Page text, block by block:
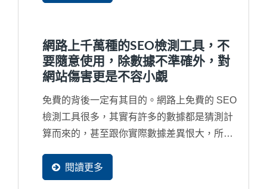
了，也就是說將近有90%潛在買主不會再發現
網路上千萬種的SEO檢測工具，不
要隨意使用，除數據不準確外，對
網站傷害更是不容小覷
免費的背後一定有其目的。網路上免費的 SEO
檢測工具很多，其實有許多的數據都是猜測計
算而來的，甚至跟你實際數據差異恨大，所以
去吸引您去免費使用，甚在您根本沒有看完同
意書就打勾送出，往往受害的都是企業自己的
閱讀更多